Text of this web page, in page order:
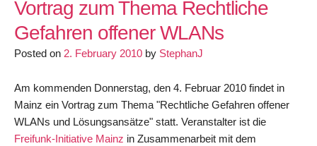
Behörden
in
Erdbebengebieten
zur
Öffnung
ihres
WLAN
Vortrag zum Thema Rechtliche
Gefahren offener WLANs
Posted on 2. February 2010 by StephanJ
Am kommenden Donnerstag, den 4. Februar 2010 findet in
Mainz ein Vortrag zum Thema "Rechtliche Gefahren offener
WLANs und Lösungsansätze" statt. Veranstalter ist die
Freifunk-Initiative Mainz in Zusammenarbeit mit dem